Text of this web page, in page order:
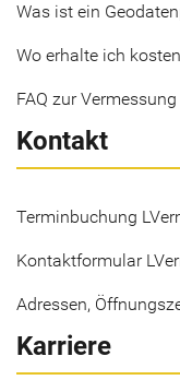
Was ist ein
Wo erhalte ich
FAQ zur
Kontakt
Terminbuchung
Kontaktformular
Adressen,
Karriere